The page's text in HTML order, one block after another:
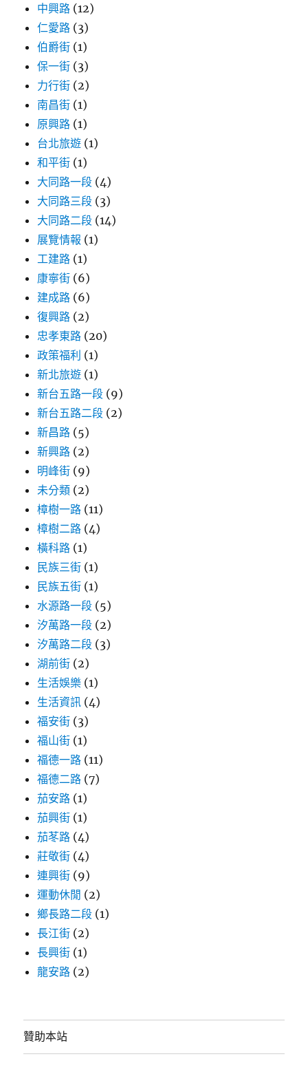
中興路 (12)
仁愛路 (3)
伯爵街 (1)
保一街 (3)
力行街 (2)
南昌街 (1)
原興路 (1)
台北旅遊 (1)
和平街 (1)
大同路一段 (4)
大同路三段 (3)
大同路二段 (14)
展覽情報 (1)
工建路 (1)
康寧街 (6)
建成路 (6)
復興路 (2)
忠孝東路 (20)
政策福利 (1)
新北旅遊 (1)
新台五路一段 (9)
新台五路二段 (2)
新昌路 (5)
新興路 (2)
明峰街 (9)
未分類 (2)
樟樹一路 (11)
樟樹二路 (4)
橫科路 (1)
民族三街 (1)
民族五街 (1)
水源路一段 (5)
汐萬路一段 (2)
汐萬路二段 (3)
湖前街 (2)
生活娛樂 (1)
生活資訊 (4)
福安街 (3)
福山街 (1)
福德一路 (11)
福德二路 (7)
茄安路 (1)
茄興街 (1)
茄苳路 (4)
莊敬街 (4)
連興街 (9)
運動休閒 (2)
鄉長路二段 (1)
長江街 (2)
長興街 (1)
龍安路 (2)
贊助本站